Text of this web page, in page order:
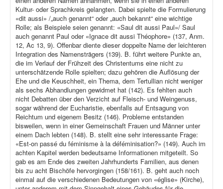
Kultur- oder Sprachkreis gelangten. Dabei spielte die Formulierung
«dit aussi» /„auch genannt“ oder „auch bekannt“ eine wichtige
Rolle; als Beispiele seien genannt: «Saul dit aussi Paul»/ Saul
auch genannt Paul oder «Ignace dit aussi Théophore» (137, Anm.
12, Ac 13, 9). Offenbar diente dieser doppelte Name der leichteren
Integration des Namensträgers (139). B. führt weitere Punkte an,
die im Verlauf der Frühzeit des Christentums eine nicht zu
unterschätzende Rolle spielten; dazu gehören die Auflösung der
Ehe und die Keuschheit, ein Thema, dem Tertullian nicht weniger
als sechs Abhandlungen gewidmet hat (142). Es fehlten auch
nicht Debatten über den Verzicht auf Fleisch- und Weingenuss,
sogar während der Eucharistie, ebenfalls auf Entsagung von
Reichtum und eigenem Besitz (146). Probleme entstanden
bisweilen, wenn in einer Gemeinschaft Frauen und Männer unter
einem Dach lebten (148). B. stellt eine sehr interessante Frage:
«Est-on passé du féminisme à la déféminisation?» (149). Auch im
achten Kapitel werden bedeutsame Informationen mitgeteilt. So
gab es am Ende des zweiten Jahrhunderts Familien, aus denen
bis zu acht Bischöfe hervorgingen (158/161). B. geht auch noch
einmal auf die verschiedenen Bedeutungen von «église» (Kirche),